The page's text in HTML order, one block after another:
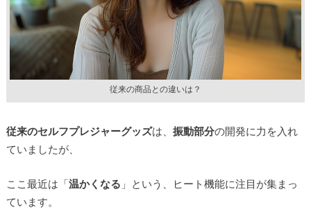
従来の商品との違いは？
従来のセルフプレジャーグッズは、 振動部分の開発に力を入れ
ていましたが、
ここ最近は「温かくなる 」という、ヒート機能に注目が集まっ
ています。